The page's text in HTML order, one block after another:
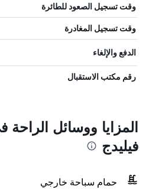
وقت تسجيل الصعود للطائرة
وقت تسجيل المغادرة
الدفع والإلغاء
رقم مكتب الاستقبال
المزايا ووسائل الراحة
فيليدج
حمام سباحة خارجي